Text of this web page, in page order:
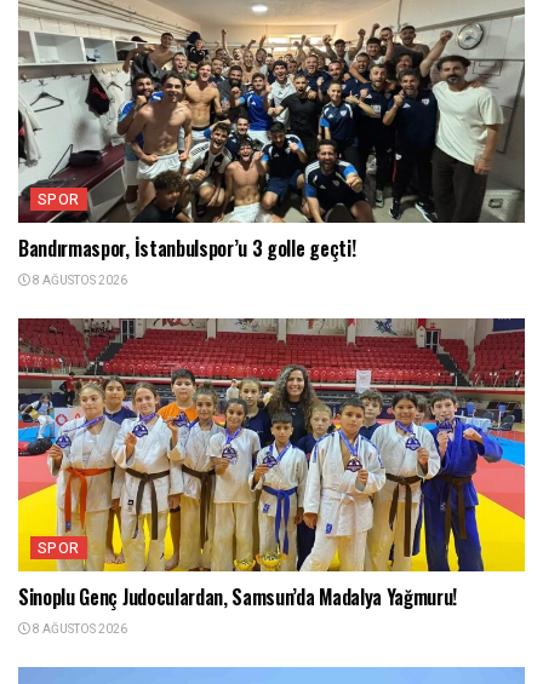
SPOR
Bandırmaspor, İstanbulspor’u 3 golle geçti!
8 AĞUSTOS 2026
SPOR
Sinoplu Genç Judoculardan, Samsun’da Madalya Yağmuru!
8 AĞUSTOS 2026